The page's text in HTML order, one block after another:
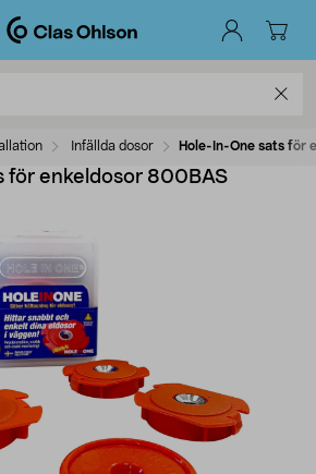
Infällda dosor Hole-In-One sats för
för enkeldosor 800BAS